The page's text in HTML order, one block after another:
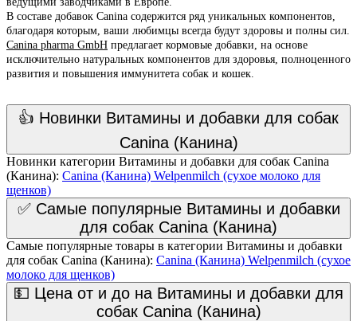
В составе добавок Canina содержится ряд уникальных компонентов,
благодаря которым, ваши любимцы всегда будут здоровы и полны сил.
Canina pharma GmbH предлагает кормовые добавки, на основе
исключительно натуральных компонентов для здоровья, полноценного
развития и повышения иммунитета собак и кошек.
👍 Новинки Витамины и добавки для собак
Canina (Канина)
Новинки категории Витамины и добавки для собак Canina
(Канина): Canina (Канина) Welpenmilch (сухое молоко для
щенков)
✅ Самые популярные Витамины и добавки
для собак Canina (Канина)
Самые популярные товары в категории Витамины и добавки
для собак Canina (Канина): Canina (Канина) Welpenmilch (сухое
молоко для щенков)
💵 Цена от и до на Витамины и добавки для
собак Canina (Канина)